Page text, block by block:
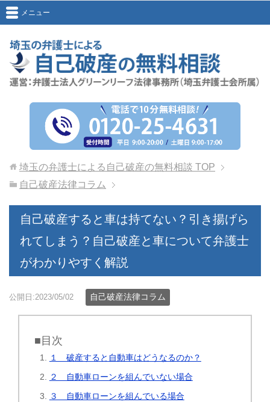
メニュー
埼玉の弁護士による自己破産の無料相談 TOP
自己破産法律コラム
自己破産すると車は持てない？引き揚げら
れてしまう？自己破産と車について弁護士
がわかりやすく解説
公開日:2023/05/02 自己破産法律コラム
■目次
１ 破産すると自動車はどうなるのか？
２ 自動車ローンを組んでいない場合
３ 自動車ローンを組んでいる場合